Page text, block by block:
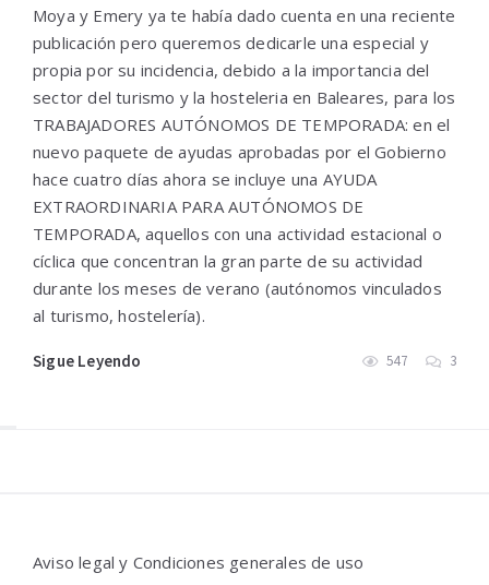
Moya y Emery ya te había dado cuenta en una reciente
publicación pero queremos dedicarle una especial y
propia por su incidencia, debido a la importancia del
sector del turismo y la hosteleria en Baleares, para los
TRABAJADORES AUTÓNOMOS DE TEMPORADA: en el
nuevo paquete de ayudas aprobadas por el Gobierno
hace cuatro días ahora se incluye una AYUDA
EXTRAORDINARIA PARA AUTÓNOMOS DE
TEMPORADA, aquellos con una actividad estacional o
cíclica que concentran la gran parte de su actividad
durante los meses de verano (autónomos vinculados
al turismo, hostelería).
Sigue Leyendo 547 3
Aviso legal y Condiciones generales de uso